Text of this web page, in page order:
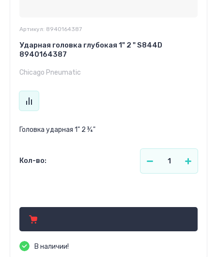
Артикул: 8940164387
Ударная головка глубокая 1" 2 " S844D
8940164387
Chicago Pneumatic
Головка ударная 1" 2 ¾"
Кол-во:
В наличии!